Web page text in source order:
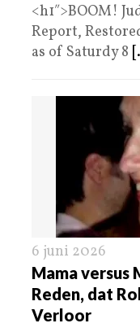
<h1″>BOOM!
Report,
as of Saturdy 8
6 juni 2026
Mama versus
Reden, dat
Verloor